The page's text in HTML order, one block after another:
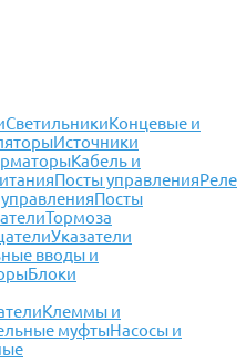
СветильникиКонцевые и
Источники
Кабель и
Посты управленияРеле
Посты
Тормоза
Указатели
вводы и
Блоки
Клеммы и
муфтыНасосы и